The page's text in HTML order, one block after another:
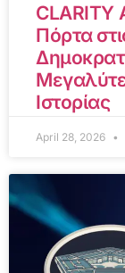
CLARITY
Πόρτα
Ιστορίας
April 28, 2026